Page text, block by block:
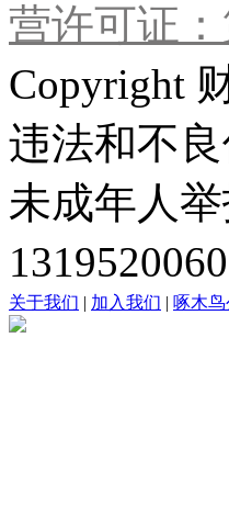
营许可证
Copyright
违法和不
未成年人
关于我们 | 加入我们 | 啄木